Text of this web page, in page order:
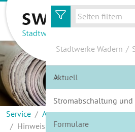
zur Hauptnavigation
Service
Aktuell
Hinweis in eigener Sache:
Stadtwerke Wadern /
Energie
Wasser
Service
Aktuell
Stromabschaltung
Formulare